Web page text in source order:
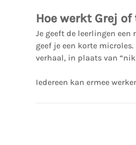
image
Hoe werkt Grej of
Je geeft de leerlingen een
geef je een korte
verhaal, in plaats van
Iedereen kan ermee